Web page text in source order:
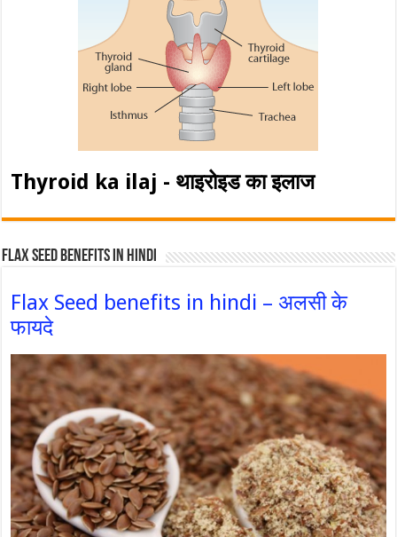
Thyroid ka ilaj - थाइरोइड का इलाज
Flax Seed Benefits in hindi
Flax Seed benefits in hindi – अलसी के
फायदे